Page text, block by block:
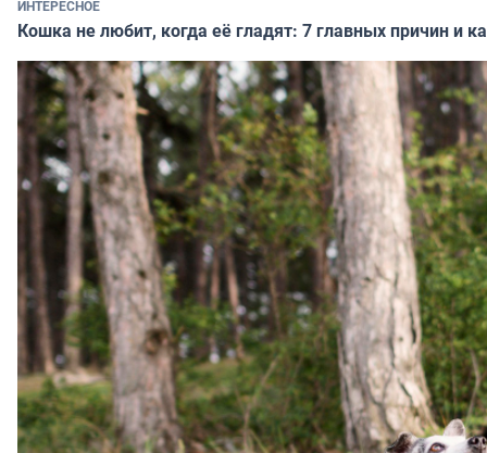
ИНТЕРЕСНОЕ
Кошка не любит, когда её гладят: 7 главных причин и